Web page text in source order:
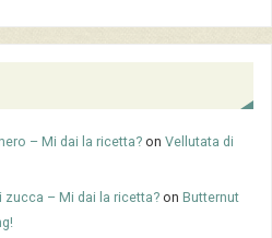
– Mi dai la ricetta? onVellutata di
zucca – Mi dai la ricetta? onButternut